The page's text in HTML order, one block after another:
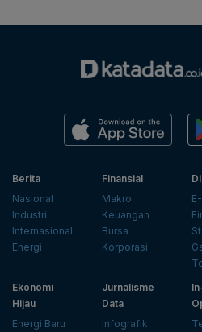
Berita
Nasional
Industri
Internasional
Energi
Finansial
Makro
Keuangan
Bursa
Korporasi
Ekonomi
Hijau
Energi Baru
Jurnalisme
Data
Infografik